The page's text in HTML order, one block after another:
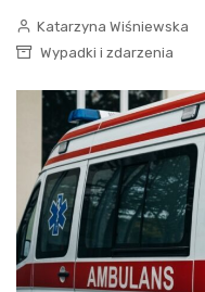
Katarzyna Wiśniewska
Wypadki i zdarzenia